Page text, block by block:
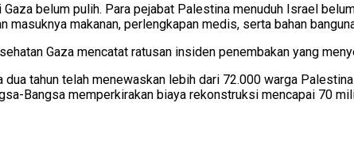
belum pulih. Para pejabat Palestina menuduh Israel
makanan, perlengkapan medis, serta bahan
Gaza mencatat ratusan insiden penembakan yang
tahun telah menewaskan lebih dari 72.000 warga
Bangsa memperkirakan biaya rekonstruksi mencapai 70